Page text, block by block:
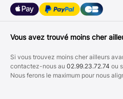
Vous avez trouvé moins cher
Si vous trouvez moins cher ailleurs
contactez-nous au 02.99.23.72.74 ou
Nous ferons le maximum pour nous